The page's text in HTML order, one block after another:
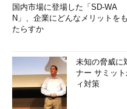
国内市場に登場した「SD-WA
N」、企業にどんなメリットをも
たらすか
未知の脅威
ナー サミッ
ィ対策